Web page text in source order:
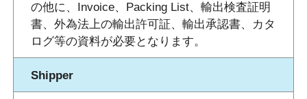
の他に、Invoice、Packing List、輸出検査証明
書、外為法上の輸出許可証、輸出承認書、カタ
ログ等の資料が必要となります。
Shipper